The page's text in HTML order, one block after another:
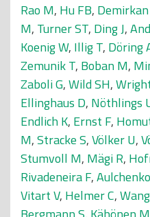
Rao M, Hu FB,
M, Turner ST, Ding J,
Koenig W, Illig T, Döring
Zemunik T, Boban M,
Zaboli G,Wild SH,
Ellinghaus D, Nöthlings
Endlich K, Ernst F,
M,Stracke S,Völker U,
Stumvoll M, Mägi R,
Rivadeneira F,
Vitart V, Helmer C,